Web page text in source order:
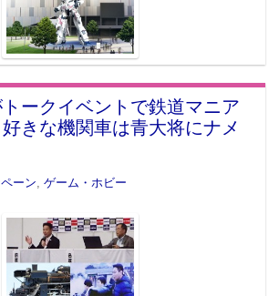
ークイベントで鉄道マニア
きな機関車は青大将にナメ
ーン, ゲーム・ホビー